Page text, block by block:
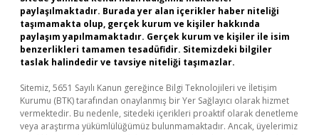
paylaşılmaktadır. Burada yer alan içerikler haber niteliği
taşımamakta olup, gerçek kurum ve kişiler hakkında
paylaşım yapılmamaktadır. Gerçek kurum ve kişiler ile isim
benzerlikleri tamamen tesadüfidir. Sitemizdeki bilgiler
taslak halindedir ve tavsiye niteliği taşımazlar.
Sitemiz, 5651 Sayılı Kanun gereğince Bilgi Teknolojileri ve İletişim
Kurumu (BTK) tarafından onaylanmış bir Yer Sağlayıcı olarak hizmet
vermektedir. Bu nedenle, sitedeki içerikleri proaktif olarak denetleme
veya araştırma yükümlülüğümüz bulunmamaktadır. Ancak, üyelerimiz